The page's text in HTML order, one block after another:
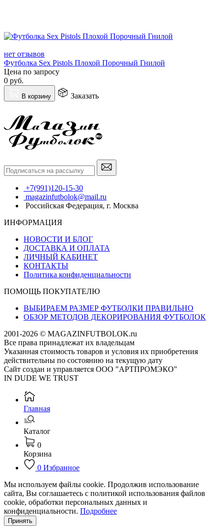
нет отзывов
Футболка Sex Pistols Плохой Порочный Гнилой
Цена по запросу
0 руб.
В корзину Заказать
+7(991)120-15-30
magazinfutbolok@mail.ru
Российская Федерация, г. Москва
ИНФОРМАЦИЯ
НОВОСТИ И БЛОГ
ДОСТАВКА И ОПЛАТА
ЛИЧНЫЙ КАБИНЕТ
КОНТАКТЫ
Политика конфиденциальности
ПОМОЩЬ ПОКУПАТЕЛЮ
ВЫБИРАЕМ РАЗМЕР ФУТБОЛКИ ПРАВИЛЬНО
ОБЗОР МЕТОДОВ ДЕКОРИРОВАНИЯ ФУТБОЛОК
2001-2026 © MAGAZINFUTBOLOK.ru
Все права принадлежат их владельцам
Указанная стоимость товаров и условия их приобретения
действительны по состоянию на текущую дату
Сайт создан и управляется ООО "АРТПРОМЭКО"
IN DUDE WE TRUST
Главная
Каталог
0
Корзина
0 Избранное
Мы используем файлы cookie. Продолжив использование
сайта, Вы соглашаетесь с политикой использования файлов
cookie, обработки персональных данных и
конфиденциальности. Подробнее
Принять